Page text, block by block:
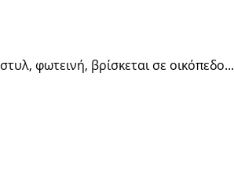
φωτεινή, βρίσκεται σε οικόπεδο...